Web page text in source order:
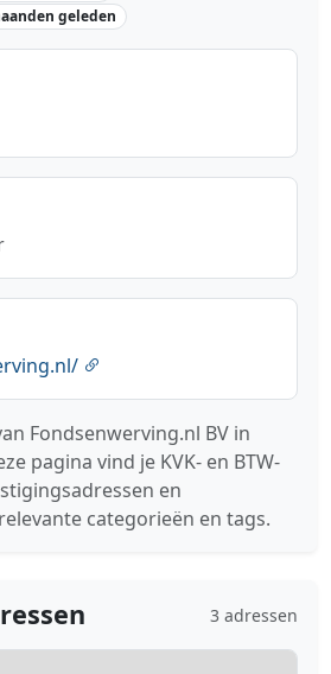
geleden
Fondsenwerving.nl BV in
pagina vind je KVK- en BTW-
en
categorieën en tags.
3 adressen